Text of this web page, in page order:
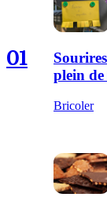
01
plein
Bricoler